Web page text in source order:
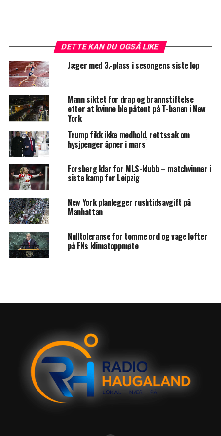
DETTE KAN DU OGSÅ LIKE
Jæger med 3.-plass i sesongens siste løp
Mann siktet for drap og brannstiftelse
etter at kvinne ble påtent på T-banen i New
York
Trump fikk ikke medhold, rettssak om
hysjpenger åpner i mars
Forsberg klar for MLS-klubb – matchvinner i
siste kamp for Leipzig
New York planlegger rushtidsavgift på
Manhattan
Nulltoleranse for tomme ord og vage løfter
på FNs klimatoppmøte